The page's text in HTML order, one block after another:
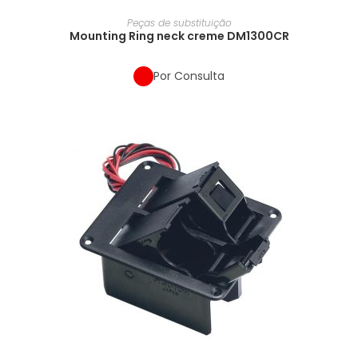
Peças de substituição
Mounting Ring neck creme DM1300CR
Por Consulta